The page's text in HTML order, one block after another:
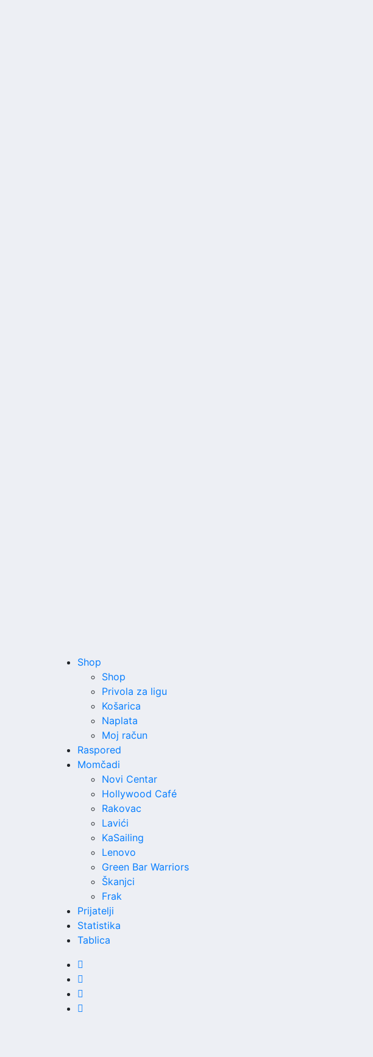
Shop
Shop
Privola za ligu
Košarica
Naplata
Moj račun
Raspored
Momčadi
Novi Centar
Hollywood Café
Rakovac
Lavići
KaSailing
Lenovo
Green Bar Warriors
Škanjci
Frak
Prijatelji
Statistika
Tablica